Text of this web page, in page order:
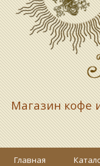
Магазин кофе
Главная